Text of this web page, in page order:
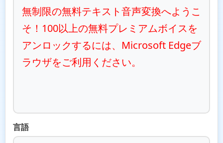
無制限の無料テキスト音声変換へようこ
そ！100以上の無料プレミアムボイスを
アンロックするには、Microsoft Edgeブ
ラウザをご利用ください。
言語